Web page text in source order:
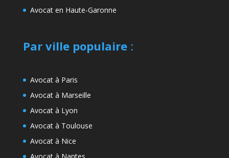
Avocat en Haute-Garonne
Par ville populaire:
Avocat à Paris
Avocat à Marseille
Avocat à Lyon
Avocat à Toulouse
Avocat à Nice